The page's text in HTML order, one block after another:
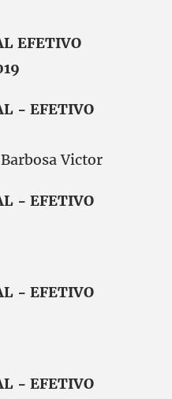
EFETIVO
- EFETIVO
Victor
- EFETIVO
- EFETIVO
- EFETIVO